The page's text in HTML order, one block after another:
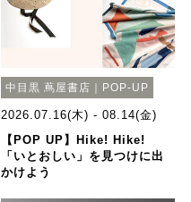
中目黒 蔦屋書店｜POP-UP
2026.07.16(木) - 08.14(金)
【POP UP】Hike! Hike!
「いとおしい」を見つけに出
かけよう